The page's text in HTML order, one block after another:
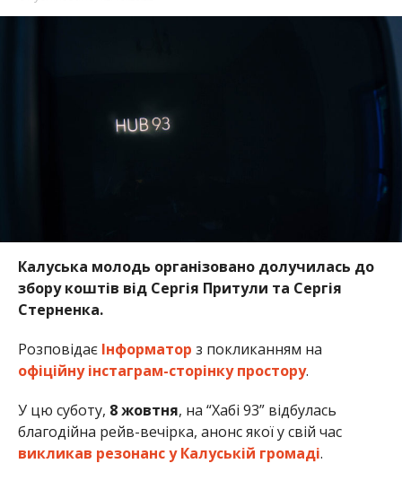
Калуська молодь організовано долучилась до
збору коштів від Сергія Притули та Сергія
Стерненка.
Розповідає Інформатор з покликанням на
офіційну інстаграм-сторінку простору.
У цю суботу, 8 жовтня, на “Хабі 93” відбулась
благодійна рейв-вечірка, анонс якої у свій час
викликав резонанс у Калуській громаді.